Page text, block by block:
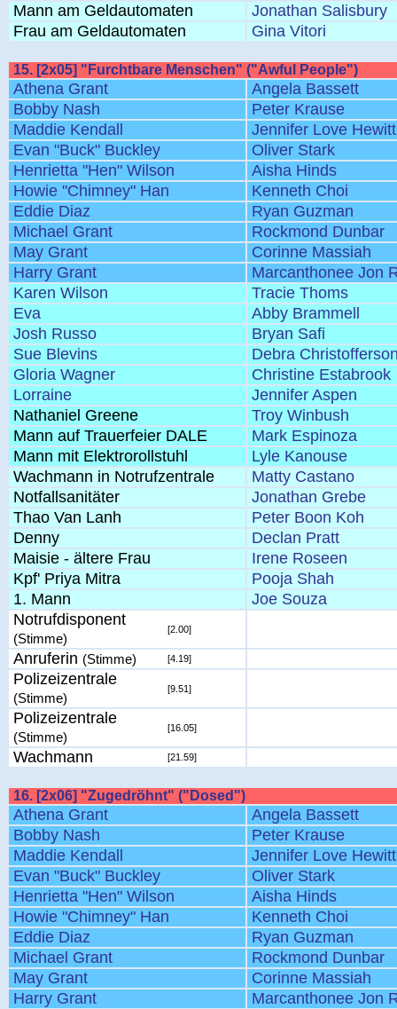
Mann am Geldautomaten
Jonathan Salisbury
Frau am Geldautomaten
Gina Vitori
15. [2x05] "Furchtbare Menschen" ("Awful People")
Athena Grant
Angela Bassett
Bobby Nash
Peter Krause
Maddie Kendall
Jennifer Love Hewitt
Evan "Buck" Buckley
Oliver Stark
Henrietta "Hen" Wilson
Aisha Hinds
Howie "Chimney" Han
Kenneth Choi
Eddie Diaz
Ryan Guzman
Michael Grant
Rockmond Dunbar
May Grant
Corinne Massiah
Harry Grant
Marcanthonee Jon
Karen Wilson
Tracie Thoms
Eva
Abby Brammell
Josh Russo
Bryan Safi
Sue Blevins
Debra
Gloria Wagner
Christine Estabrook
Lorraine
Jennifer Aspen
Nathaniel Greene
Troy Winbush
Mann auf Trauerfeier DALE
Mark Espinoza
Mann mit Elektrorollstuhl
Lyle Kanouse
Wachmann in Notrufzentrale
Matty Castano
Notfallsanitäter
Jonathan Grebe
Thao Van Lanh
Peter Boon Koh
Denny
Declan Pratt
Maisie - ältere Frau
Irene Roseen
Kpf' Priya Mitra
Pooja Shah
1. Mann
Joe Souza
Notrufdisponent
(Stimme)
[2.00]
Anruferin (Stimme) [4.19]
Polizeizentrale
(Stimme)
[9.51]
Polizeizentrale
(Stimme)
[16.05]
Wachmann [21.59]
16. [2x06] "Zugedröhnt" ("Dosed")
Athena Grant
Angela Bassett
Bobby Nash
Peter Krause
Maddie Kendall
Jennifer Love Hewitt
Evan "Buck" Buckley
Oliver Stark
Henrietta "Hen" Wilson
Aisha Hinds
Howie "Chimney" Han
Kenneth Choi
Eddie Diaz
Ryan Guzman
Michael Grant
Rockmond Dunbar
May Grant
Corinne Massiah
Harry Grant
Marcanthonee Jon